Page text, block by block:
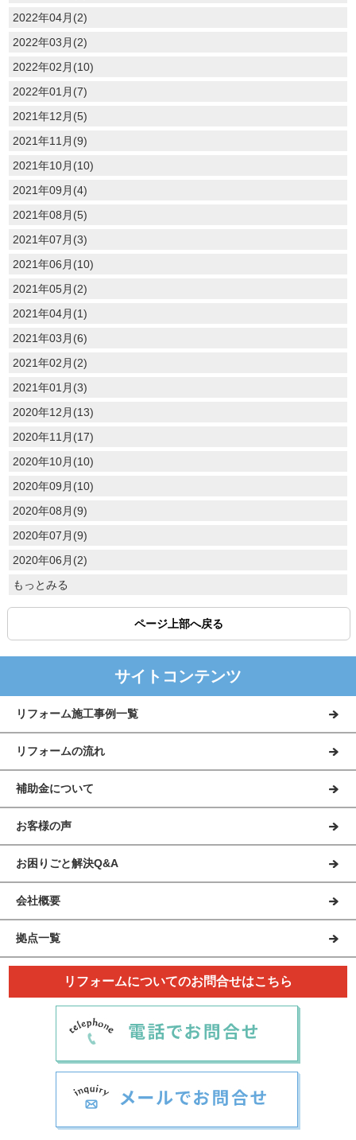
2022年04月(2)
2022年03月(2)
2022年02月(10)
2022年01月(7)
2021年12月(5)
2021年11月(9)
2021年10月(10)
2021年09月(4)
2021年08月(5)
2021年07月(3)
2021年06月(10)
2021年05月(2)
2021年04月(1)
2021年03月(6)
2021年02月(2)
2021年01月(3)
2020年12月(13)
2020年11月(17)
2020年10月(10)
2020年09月(10)
2020年08月(9)
2020年07月(9)
2020年06月(2)
もっとみる
ページ上部へ戻る
サイトコンテンツ
リフォーム施工事例一覧
リフォームの流れ
補助金について
お客様の声
お困りごと解決Q&A
会社概要
拠点一覧
リフォームについてのお問合せはこちら